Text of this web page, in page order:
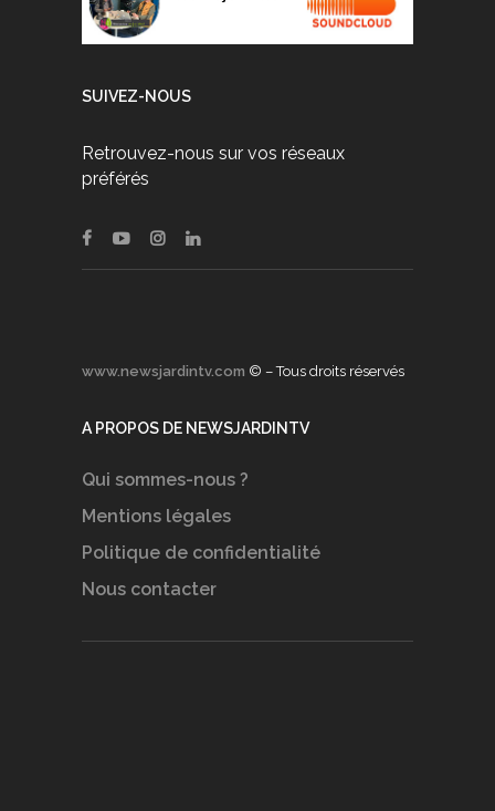
SUIVEZ-NOUS
Retrouvez-nous sur vos réseaux
préférés
www.newsjardintv.com © – Tous droits réservés
A PROPOS DE NEWSJARDINTV
Qui sommes-nous ?
Mentions légales
Politique de confidentialité
Nous contacter